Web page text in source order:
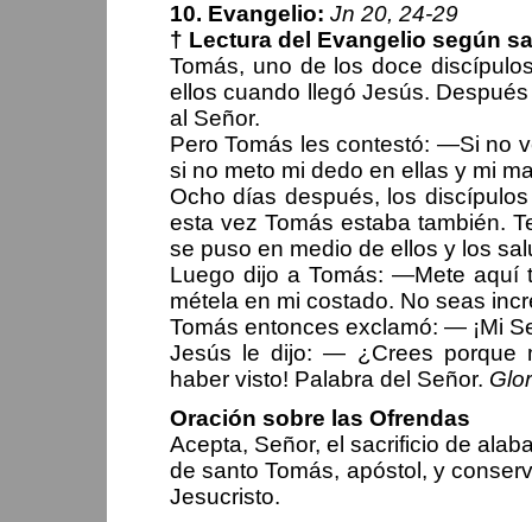
10. Evangelio: Jn 20, 24-29
† Lectura del Evangelio según
Tomás, uno de los doce
ellos cuando llegó Jesús.
al Señor.
Pero Tomás les contestó: —Si no
si no meto mi dedo en ellas y mi
Ocho días después, los
esta vez Tomás estaba también.
se puso en medio de ellos y los
Luego dijo a Tomás: —Mete aquí
métela en mi costado. No seas
Tomás entonces exclamó: — ¡Mi
Jesús le dijo: — ¿Crees porque
haber visto! Palabra del Señor.
Oración sobre las Ofrendas
Acepta, Señor, el sacrificio de
de santo Tomás, apóstol, y
Jesucristo.